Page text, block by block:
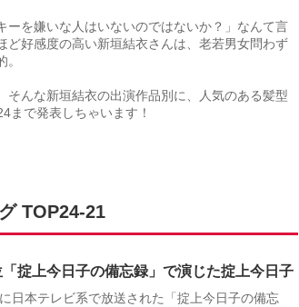
ーを嫌いな人はいないのではないか？」なんて言
ど好感度の高い新垣結衣さんは、老若男女問わず
。
そんな新垣結衣の出演作品別に、人気のある髪型
まで発表しちゃいます！
TOP24-21
掟上今日子の備忘録」で演じた掟上今日子
日本テレビ系で放送された「掟上今日子の備忘